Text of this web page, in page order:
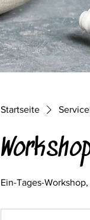
Startseite
Ein-Tages-